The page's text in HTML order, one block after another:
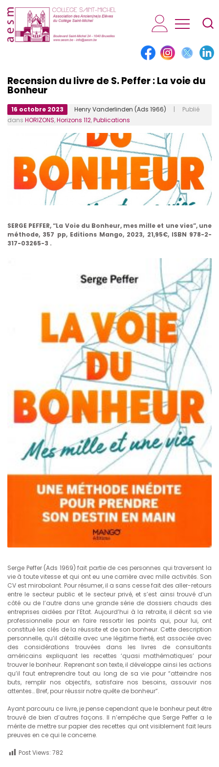
AESM...
Recension du livre de S. Peffer : La voie du
Bonheur
16 octobre 2023 Henry Vanderlinden (Ads 1966) | Publié
dans HORIZONS,Horizons 112,Publications
SERGE PEFFER, “La Voie du Bonheur, mes mille et une vies”, une
méthode, 357 pp, Editions Mango, 2023, 21,95€, ISBN 978-2-
317-03265-3 .
Serge Peffer (Ads 1969) fait partie de ces personnes qui traversent la
vie à toute vitesse et qui ont eu une carrière avec mille activités. Son
CV est mirobolant. Pour résumer, il a sans cesse fait des aller-retours
entre le secteur public et le secteur privé, et s’est ainsi trouvé d’un
côté ou de l’autre dans une grande série de dossiers chauds des
entreprises aidées par l’Etat. Aujourd’hui à la retraite, il décrit sa vie
professionnelle pour en faire ressortir les points qui, pour lui, ont
constitué les clés de la réussite et de son bonheur. Cette description
personnelle, qu’il détaille avec une légitime fierté, est associée avec
des considérations trouvées dans les livres de consultants
américains expliquant les recettes ‘quasi mathématiques’ pour
trouver le bonheur. Reprenant son texte, il développe ainsi les actions
qu’il faut entreprendre tout au long de sa vie pour “atteindre nos
buts, remplir nos objectifs, satisfaire nos besoins, assouvir nos
attentes… Bref, pour réussir notre quête de bonheur”.
Ayant parcouru ce livre, je pense cependant que le bonheur peut être
trouvé de bien d’autres façons. Il n’empêche que Serge Peffer a le
mérite de mettre sur papier des recettes qui ont visiblement fait leurs
preuves en ce qui le concerne.
Post Views: 782